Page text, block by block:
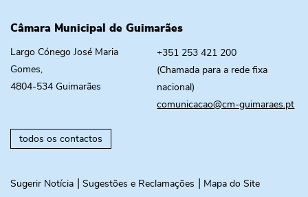
Câmara Municipal de Guimarães
Largo Cónego José Maria
Gomes,
4804-534 Guimarães
+351 253 421 200
(Chamada para a rede fixa
nacional)
comunicacao@cm-guimaraes.pt
todos os contactos
Sugerir Notícia Sugestões e Reclamações Mapa do Site